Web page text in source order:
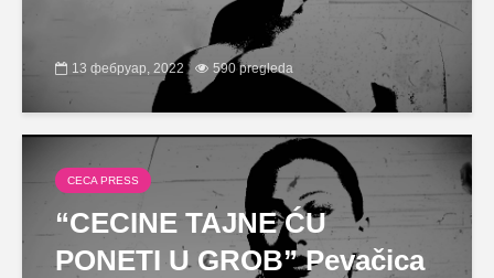
13 фебруар, 2022 590 pregleda
CECA PRESS
“CECINE TAJNE ĆU
PONETI U GROB” Pevačica